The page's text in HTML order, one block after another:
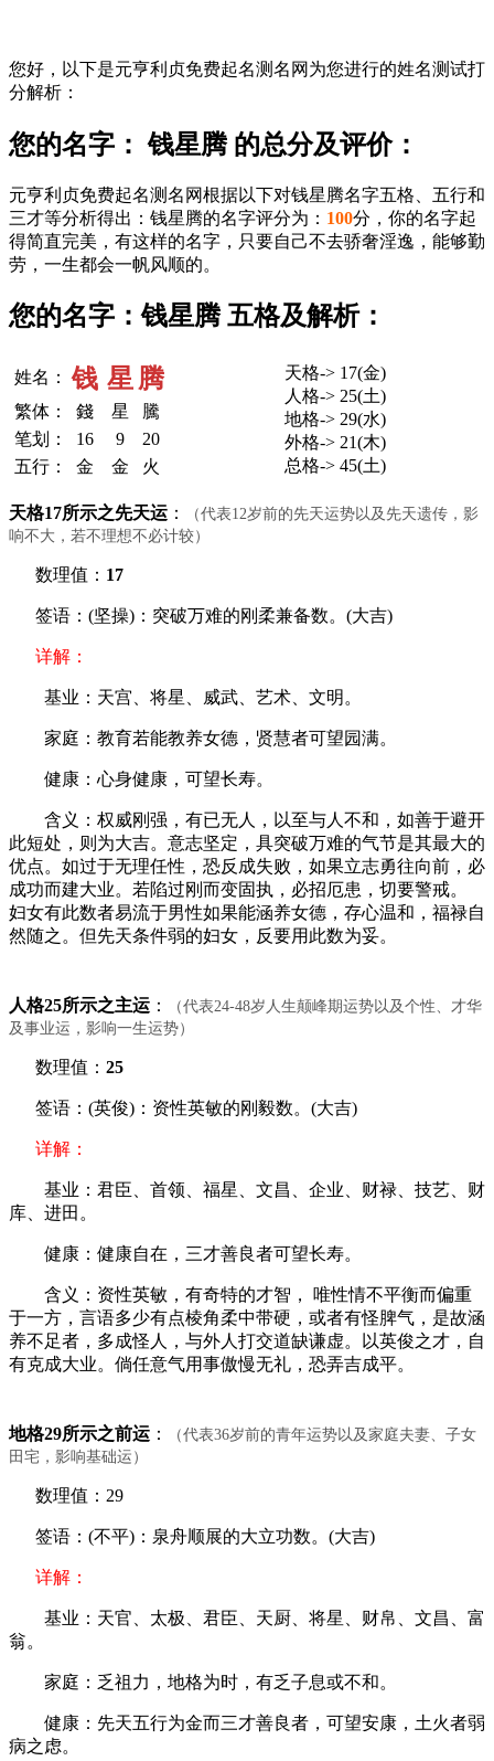
您好，以下是元亨利贞免费起名测名网为您进行的姓名测试打
分解析：
您的名字： 钱星腾 的总分及评价：
元亨利贞免费起名测名网根据以下对钱星腾名字五格、五行和
三才等分析得出：钱星腾的名字评分为： 100分，你的名字起
得简直完美，有这样的名字，只要自己不去骄奢淫逸，能够勤
劳，一生都会一帆风顺的。
您的名字：钱星腾 五格及解析：
姓名： 钱 星腾
繁体： 錢 星
騰
笔划：
16 9
20
五行：
金 金 火
天格-> 17(金)
人格-> 25(土)
地格-> 29(水)
外格-> 21(木)
总格-> 45(土)
天格17所示之先天运 ：
（代表12岁前的先天运势以及先天遗传，影
响不大，若不理想不必计较）
数理值： 17
签语：(坚操)：突破万难的刚柔兼备数。(大吉)
详解：
基业：天宫、将星、威武、艺术、文明。
家庭：教育若能教养女德，贤慧者可望园满。
健康：心身健康，可望长寿。
含义：权威刚强，有已无人，以至与人不和，如善于避开
此短处，则为大吉。意志坚定，具突破万难的气节是其最大的
优点。如过于无理任性，恐反成失败，如果立志勇往向前，必
成功而建大业。若陷过刚而变固执，必招厄患，切要警戒。
妇女有此数者易流于男性如果能涵养女德，存心温和，福禄自
然随之。但先天条件弱的妇女，反要用此数为妥。
人格25所示之主运 ：
（代表24-48岁人生颠峰期运势以及个性、才华
及事业运，影响一生运势）
数理值： 25
签语：(英俊)：资性英敏的刚毅数。(大吉)
详解：
基业：君臣、首领、福星、文昌、企业、财禄、技艺、财
库、进田。
健康：健康自在，三才善良者可望长寿。
含义：资性英敏，有奇特的才智， 唯性情不平衡而偏重
于一方，言语多少有点棱角柔中带硬，或者有怪脾气，是故涵
养不足者，多成怪人，与外人打交道缺谦虚。以英俊之才，自
有克成大业。倘任意气用事傲慢无礼，恐弄吉成平。
地格29所示之前运 ：
（代表36岁前的青年运势以及家庭夫妻、子女
田宅，影响基础运）
数理值：29
签语：(不平)：泉舟顺展的大立功数。(大吉)
详解：
基业：天官、太极、君臣、天厨、将星、财帛、文昌、富
翁。
家庭：乏祖力，地格为时，有乏子息或不和。
健康：先天五行为金而三才善良者，可望安康，土火者弱
病之虑。